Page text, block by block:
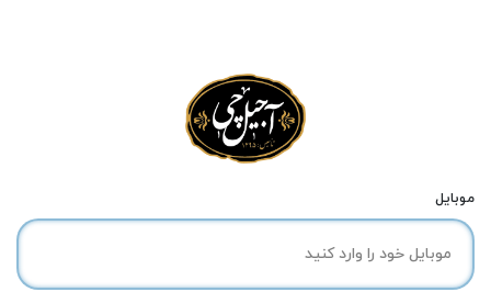
موبایل